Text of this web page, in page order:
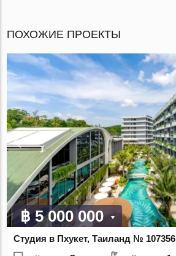
ПОХОЖИЕ ПРОЕКТЫ
฿ 5 000 000
Студия в Пхукет, Таиланд № 107356